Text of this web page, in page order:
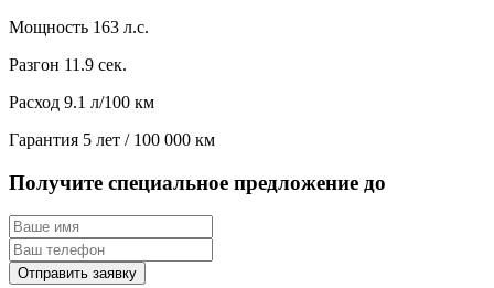
Мощность 163 л.с.
Разгон 11.9 сек.
Расход 9.1 л/100 км
Гарантия 5 лет / 100 000 км
Получите специальное предложение до
Отправить заявку